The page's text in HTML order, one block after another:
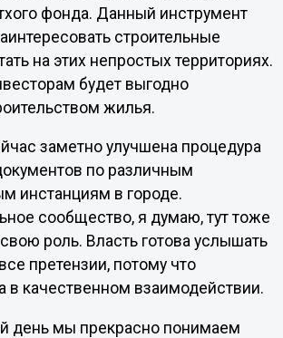
фонда. Данный инструмент
строительные
на этих непростых территориях.
будет выгодно
жилья.
заметно улучшена процедура
по различным
инстанциям в городе.
сообщество, я думаю, тут тоже
роль. Власть готова услышать
претензии, потому что
в качественном взаимодействии.
день мы прекрасно понимаем